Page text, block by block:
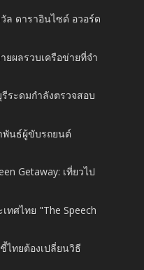
ล ดาราอินไซด์ อวอร์ด
ยผลรวบเครือข่ายที่จำ
ระดมกำลังตรวจสอบ
พันธ์ผู้ขับรถยนต์
Getaway: เที่ยวไป
ทศไทย "The Speech
ไทยต้องเปลี่ยนวิธี